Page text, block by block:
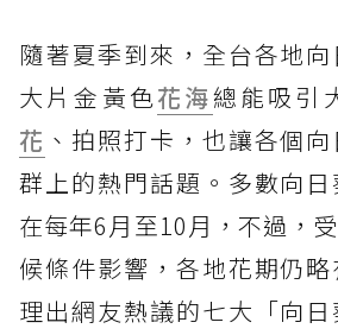
隨著夏季到來，全台各地向
大片金黃色花海總能吸引
花 、拍照打卡，也讓各個
群上的熱門話題。多數向
在每年6月至10月，不過，
候條件影響，各地花期仍
理出網友熱議的七大「向